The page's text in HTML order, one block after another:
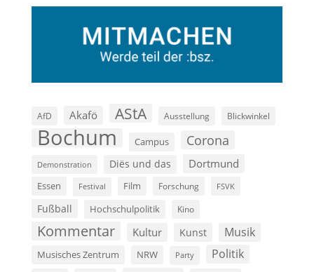
AfD Akafö AStA Ausstellung Blickwinkel
Bochum Campus Corona
Demonstration Diës und das Dortmund
Essen Festival Film Forschung FSVK
Fußball Hochschulpolitik Kino
Kommentar Kultur Kunst Musik
Musisches Zentrum NRW Party Politik